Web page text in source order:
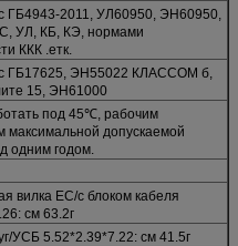
ГБ4943-2011, УЛ60950, ЭН60950,
УЛ, КБ, КЭ, нормами
ККК .етк.
с ГБ17625, ЭН55022 КЛАССОМ б,
15, ЭН61000
под 45℃, рабочим
максимальной допускаемой
одним годом.
вилка ЕС/с блоком кабеля
см 63.2г
УСБ 5.52*2.39*7.22: см 41.5г